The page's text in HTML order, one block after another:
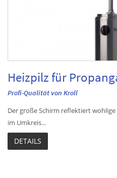
Heizpilz für
Profi-Qualität von Kroll
Der große Schirm reflektiert
im Umkreis...
DETAILS